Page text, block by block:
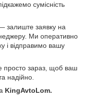
сумісність
залиште заявку на
Ми оперативно
і відправимо вашу
просто зараз, щоб ваш
надійно.
KingAvtoLom.